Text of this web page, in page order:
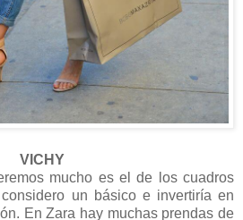
VICHY
mucho es el de los cuadros
un básico e invertiría en
En Zara hay muchas prendas de